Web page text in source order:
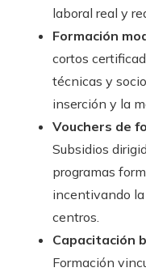
laboral real y
Formación
cortos
técnicas y
inserción y la
Vouchers de
Subsidios
programas
incentivando
centros.
Capacitación
Formación